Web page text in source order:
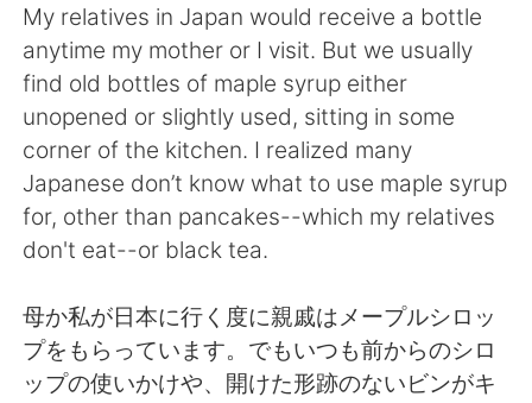
My relatives in Japan would receive a bottle
anytime my mother or I visit. But we usually
find old bottles of maple syrup either
unopened or slightly used, sitting in some
corner of the kitchen. I realized many
Japanese don’t know what to use maple syrup
for, other than pancakes--which my relatives
don't eat--or black tea.
母か私が日本に行く度に親戚はメープルシロッ
プをもらっています。でもいつも前からのシロ
ップの使いかけや、開けた形跡のないビンがキ